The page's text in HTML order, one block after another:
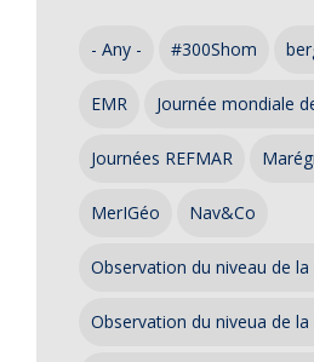
- Any - #300Shom
EMR Journée mondiale
Journées REFMAR
MerIGéo Nav&Co
Observation du niveau de
Observation du niveua de